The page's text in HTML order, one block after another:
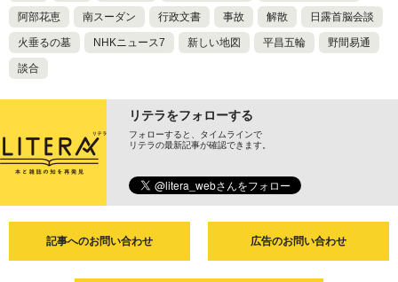
阿部花恵 南スーダン 行政文書 事故 解散 日露首脳会談
火垂るの墓 NHKニュース7 新しい地図 平昌五輪 野間易通
談合
リテラをフォローする
フォローすると、タイムラインで
リテラの最新記事が確認できます。
記事へのお問い合わせ 広告のお問い合わせ